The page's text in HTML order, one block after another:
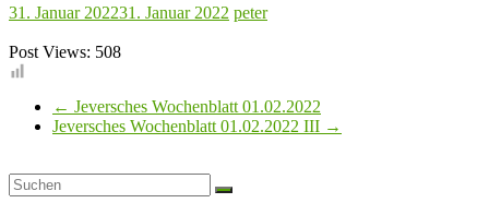
31. Januar 202231. Januar 2022 peter
Post Views: 508
← Jeversches Wochenblatt 01.02.2022
Jeversches Wochenblatt 01.02.2022 III →